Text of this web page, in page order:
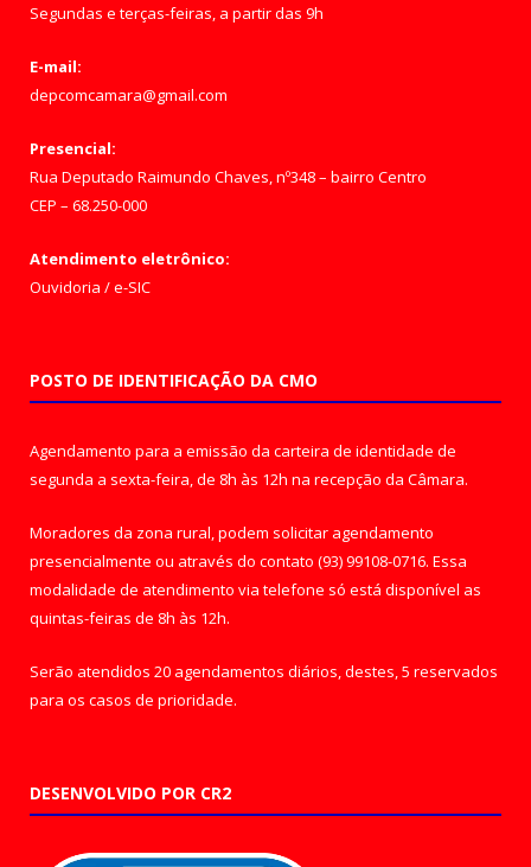
Segundas e terças-feiras, a partir das 9h
E-mail:
depcomcamara@gmail.com
Presencial:
Rua Deputado Raimundo Chaves, nº348 – bairro Centro
CEP – 68.250-000
Atendimento eletrônico:
Ouvidoria /e-SIC
POSTO DE IDENTIFICAÇÃO DA CMO
Agendamento para a emissão da carteira de identidade de
segunda a sexta-feira, de 8h às 12h na recepção da Câmara.
Moradores da zona rural, podem solicitar agendamento
presencialmente ou através do contato (93) 99108-0716. Essa
modalidade de atendimento via telefone só está disponível as
quintas-feiras de 8h às 12h.
Serão atendidos 20 agendamentos diários, destes, 5 reservados
para os casos de prioridade.
DESENVOLVIDO POR CR2